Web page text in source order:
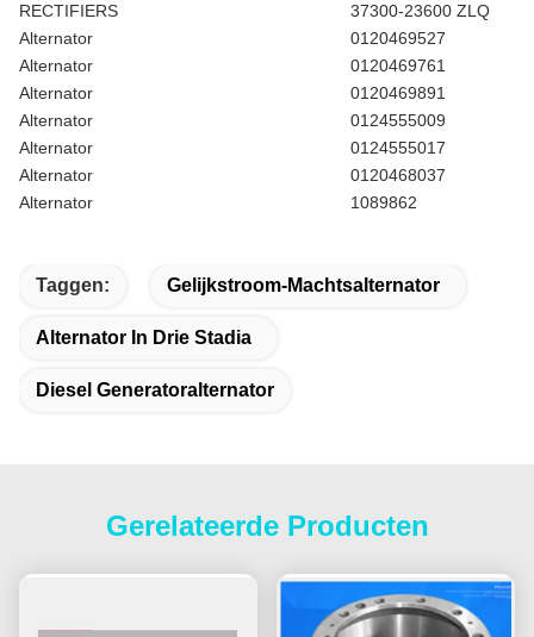
RECTIFIERS
37300-23600 ZLQ
Alternator
0120469527
Alternator
0120469761
Alternator
0120469891
Alternator
0124555009
Alternator
0124555017
Alternator
0120468037
Alternator
1089862
Taggen: Gelijkstroom-Machtsalternator
Alternator In Drie Stadia
Diesel Generatoralternator
Gerelateerde Producten